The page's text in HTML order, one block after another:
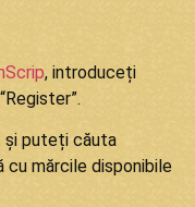
, introduceți
și puteți căuta
cu mărcile disponibile